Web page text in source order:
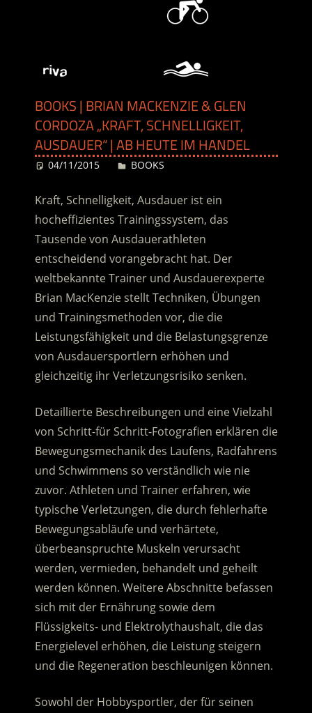
BOOKS | BRIAN MACKENZIE & GLEN
CORDOZA „KRAFT, SCHNELLIGKEIT,
AUSDAUER“ | AB HEUTE IM HANDEL
04/11/2015 Desiree
BOOKS
Kraft, Schnelligkeit, Ausdauer ist ein
hocheffizientes Trainingssystem, das
Tausende von Ausdauerathleten
entscheidend vorangebracht hat. Der
weltbekannte Trainer und Ausdauerexperte
Brian MacKenzie stellt Techniken, Übungen
und Trainingsmethoden vor, die die
Leistungsfähigkeit und die Belastungsgrenze
von Ausdauersportlern erhöhen und
gleichzeitig ihr Verletzungsrisiko senken.
Detaillierte Beschreibungen und eine Vielzahl
von Schritt-für Schritt-Fotografien erklären die
Bewegungsmechanik des Laufens, Radfahrens
und Schwimmens so verständlich wie nie
zuvor. Athleten und Trainer erfahren, wie
typische Verletzungen, die durch fehlerhafte
Bewegungsabläufe und verhärtete,
überbeanspruchte Muskeln verursacht
werden, vermieden, behandelt und geheilt
werden können. Weitere Abschnitte befassen
sich mit der Ernährung sowie dem
Flüssigkeits- und Elektrolythaushalt, die das
Energielevel erhöhen, die Leistung steigern
und die Regeneration beschleunigen können.
Sowohl der Hobbysportler, der für seinen